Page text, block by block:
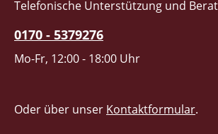
Telefonische Unterstützung und
0170 - 5379276
Mo-Fr, 12:00 - 18:00 Uhr
Oder über unser Kontaktformular.